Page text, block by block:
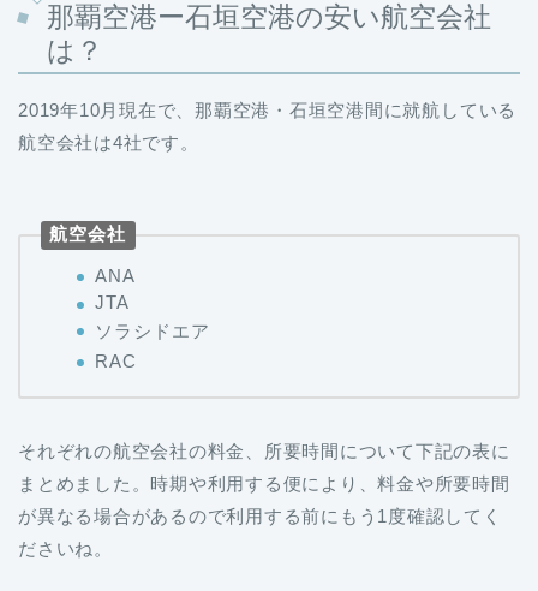
那覇空港ー石垣空港の安い航空会社
は？
2019年10月現在で、那覇空港・石垣空港間に就航している
航空会社は4社です。
航空会社
ANA
JTA
ソラシドエア
RAC
それぞれの航空会社の料金、所要時間について下記の表に
まとめました。時期や利用する便により、料金や所要時間
が異なる場合があるので利用する前にもう1度確認してく
ださいね。